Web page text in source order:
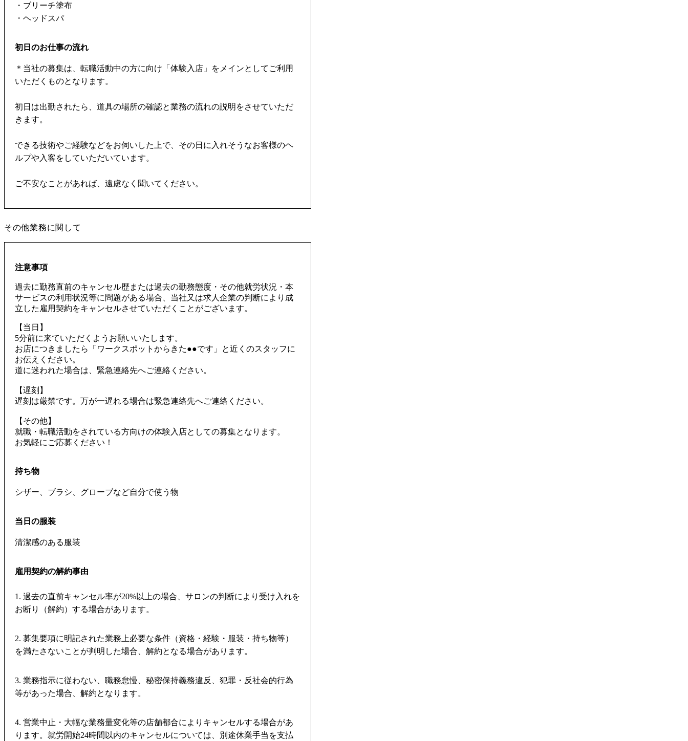
・ブリーチ塗布
・ヘッドスパ
初日のお仕事の流れ
＊当社の募集は、転職活動中の方に向け「体験入店」をメインとしてご利用
いただくものとなります。
初日は出勤されたら、道具の場所の確認と業務の流れの説明をさせていただ
きます。
できる技術やご経験などをお伺いした上で、その日に入れそうなお客様のヘ
ルプや入客をしていただいています。
ご不安なことがあれば、遠慮なく聞いてください。
その他業務に関して
注意事項
過去に勤務直前のキャンセル歴または過去の勤務態度・その他就労状況・本
サービスの利用状況等に問題がある場合、当社又は求人企業の判断により成
立した雇用契約をキャンセルさせていただくことがございます。
【当日】
5分前に来ていただくようお願いいたします。
お店につきましたら「ワークスポットからきた●●です」と近くのスタッフに
お伝えください。
道に迷われた場合は、緊急連絡先へご連絡ください。
【遅刻】
遅刻は厳禁です。万が一遅れる場合は緊急連絡先へご連絡ください。
【その他】
就職・転職活動をされている方向けの体験入店としての募集となります。
お気軽にご応募ください！
持ち物
シザー、ブラシ、グローブなど自分で使う物
当日の服装
清潔感のある服装
雇用契約の解約事由
1. 過去の直前キャンセル率が20%以上の場合、サロンの判断により受け入れを
お断り（解約）する場合があります。
2. 募集要項に明記された業務上必要な条件（資格・経験・服装・持ち物等）
を満たさないことが判明した場合、解約となる場合があります。
3. 業務指示に従わない、職務怠慢、秘密保持義務違反、犯罪・反社会的行為
等があった場合、解約となります。
4. 営業中止・大幅な業務量変化等の店舗都合によりキャンセルする場合があ
ります。就労開始24時間以内のキャンセルについては、別途休業手当を支払